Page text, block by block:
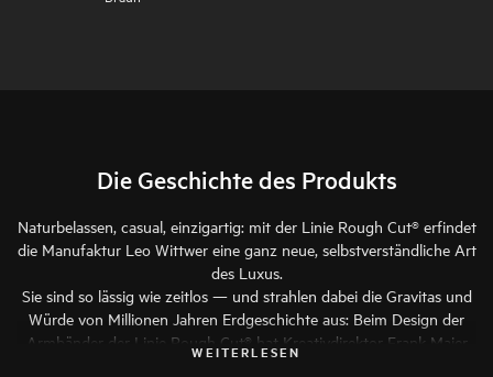
Die Geschichte des Produkts
Naturbelassen, casual, einzigartig: mit der Linie Rough Cut® erfindet
die Manufaktur Leo Wittwer eine ganz neue, selbstverständliche Art
des Luxus.
Sie sind so lässig wie zeitlos — und strahlen dabei die Gravitas und
Würde von Millionen Jahren Erdgeschichte aus: Beim Design der
Armbänder der Linie Rough Cut® hat Kreativdirektor Frank Maier
aus scheinbaren Gegensätzen einen völlig neuen Look kreiert.
WEITERLESEN